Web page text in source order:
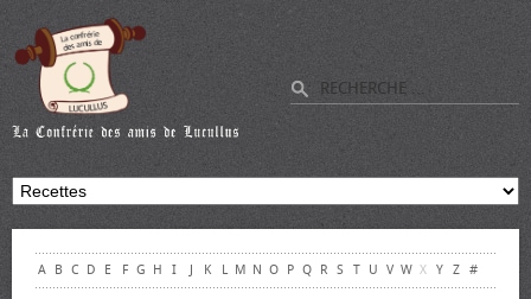
A B C D E F G H I J K L M N O P Q R S T U V W X Y Z #